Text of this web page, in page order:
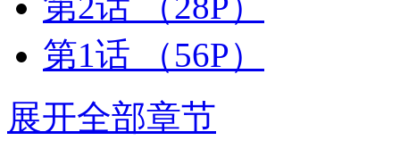
第1话
（56P）
展开全部章节